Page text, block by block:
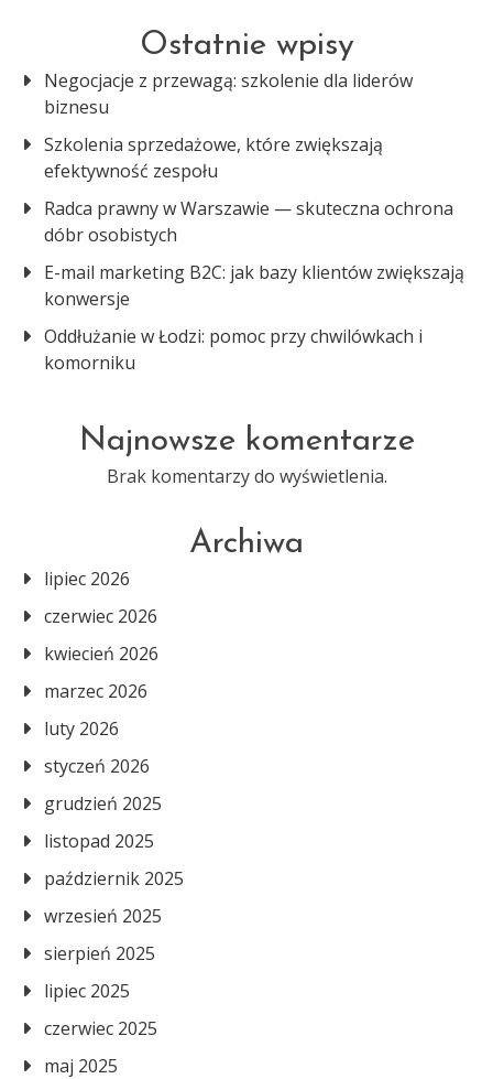
Ostatnie wpisy
Negocjacje z przewagą: szkolenie dla liderów
biznesu
Szkolenia sprzedażowe, które zwiększają
efektywność zespołu
Radca prawny w Warszawie — skuteczna ochrona
dóbr osobistych
E-mail marketing B2C: jak bazy klientów zwiększają
konwersje
Oddłużanie w Łodzi: pomoc przy chwilówkach i
komorniku
Najnowsze komentarze
Brak komentarzy do wyświetlenia.
Archiwa
lipiec 2026
czerwiec 2026
kwiecień 2026
marzec 2026
luty 2026
styczeń 2026
grudzień 2025
listopad 2025
październik 2025
wrzesień 2025
sierpień 2025
lipiec 2025
czerwiec 2025
maj 2025